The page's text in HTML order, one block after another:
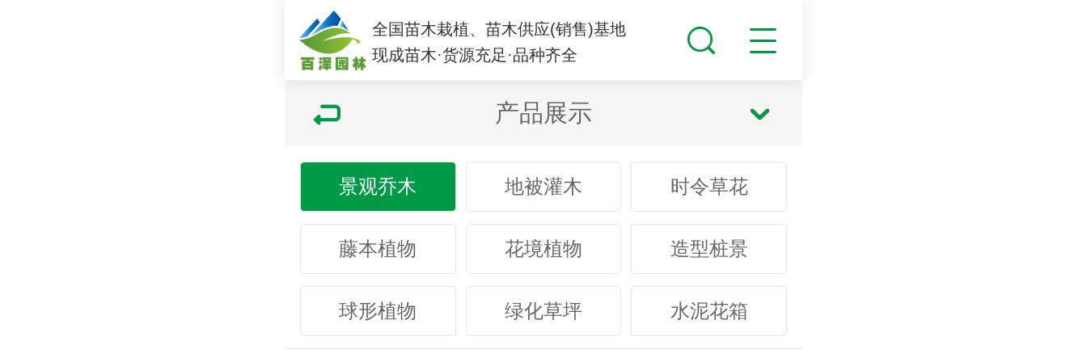
全国苗木栽植、苗木供应(销售)基地
现成苗木·货源充足·品种齐全
产品展示
景观乔木 地被灌木 时令草花
藤本植物 花境植物 造型桩景
球形植物 绿化草坪 水泥花箱